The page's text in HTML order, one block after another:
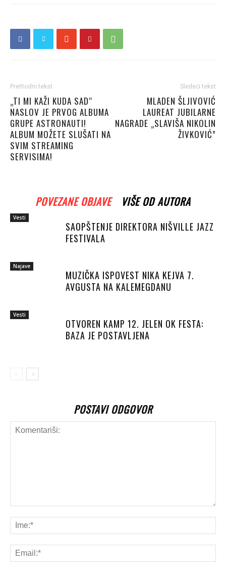
Prethodni tekst
„TI MI KAŽI KUDA SAD“
NASLOV JE PRVOG ALBUMA
GRUPE ASTRONAUTI!
ALBUM MOŽETE SLUŠATI NA
SVIM STREAMING
SERVISIMA!
Sledeći tekst
MLADEN ŠLJIVOVIĆ
LAUREAT JUBILARNE
NAGRADE „SLAVIŠA NIKOLIN
ŽIVKOVIĆ”
POVEZANE OBJAVE VIŠE OD AUTORA
Vesti
SAOPŠTENJE DIREKTORA NIŠVILLE JAZZ
FESTIVALA
Najave
MUZIČKA ISPOVEST NIKA KEJVA 7.
AVGUSTA NA KALEMEGDANU
Vesti
OTVOREN KAMP 12. JELEN OK FESTA:
BAZA JE POSTAVLJENA
POSTAVI ODGOVOR